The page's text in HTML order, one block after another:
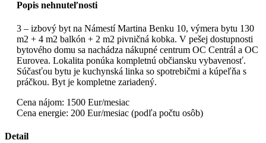
Popis nehnuteľnosti
3 – izbový byt na Námestí Martina Benku 10, výmera bytu 130
m2 + 4 m2 balkón + 2 m2 pivničná kobka. V pešej dostupnosti
bytového domu sa nachádza nákupné centrum OC Centrál a OC
Eurovea. Lokalita ponúka kompletnú občiansku vybavenosť.
Súčasťou bytu je kuchynská linka so spotrebičmi a kúpeľňa s
práčkou. Byt je kompletne zariadený.
Cena nájom: 1500 Eur/mesiac
Cena energie: 200 Eur/mesiac (podľa počtu osôb)
Detail